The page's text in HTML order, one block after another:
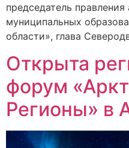
председатель
муниципальных
области», глава
Открыта
форум
Регионы» в